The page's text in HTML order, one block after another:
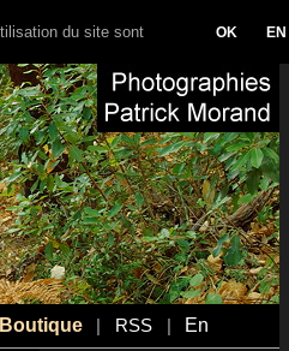
Boutique RSS En
du site sont
OK